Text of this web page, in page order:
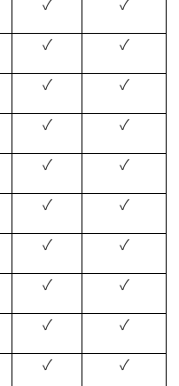
✓
✓
✓
✓
✓
✓
✓
✓
✓
✓
✓
✓
✓
✓
✓
✓
✓
✓